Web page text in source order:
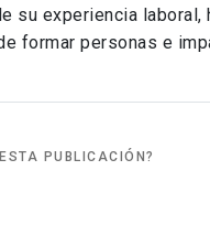
su experiencia laboral,
formar personas e
PUBLICACIÓN?